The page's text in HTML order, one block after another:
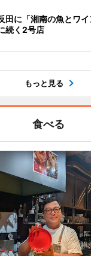
田に「湘南の魚とワ
続く2号店
もっと見る
食べる